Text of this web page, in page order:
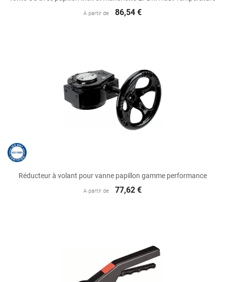
A partir de 86,54 €
Réducteur à volant pour vanne papillon gamme performance
A partir de 77,62 €